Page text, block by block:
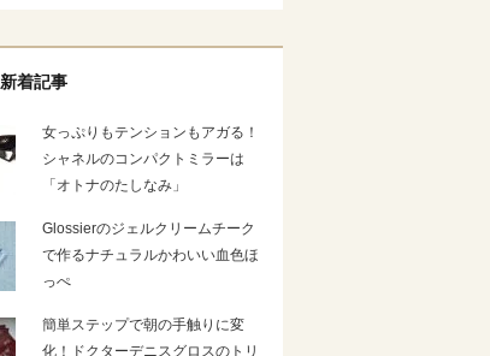
新着記事
女っぷりもテンションもアガる！
シャネルのコンパクトミラーは
「オトナのたしなみ」
Glossierのジェルクリームチーク
で作るナチュラルかわいい血色ほ
っぺ
簡単ステップで朝の手触りに変
化！ドクターデニスグロスのトリ